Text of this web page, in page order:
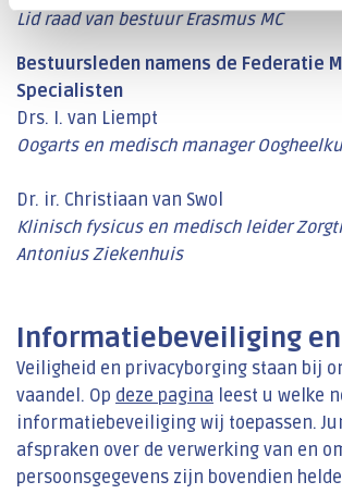
Lid raad van bestuur Erasmus MC
Bestuursleden namens de Federatie
Specialisten
Drs. I. van Liempt
Oogarts en medisch manager
Dr. ir. Christiaan van Swol
Klinisch fysicus en medisch leider
Antonius Ziekenhuis
Informatiebeveiliging
Veiligheid en privacyborging staan bij
vaandel. Op deze pagina leest u welke
informatiebeveiliging wij toepassen.
afspraken over de verwerking van en
persoonsgegevens zijn bovendien